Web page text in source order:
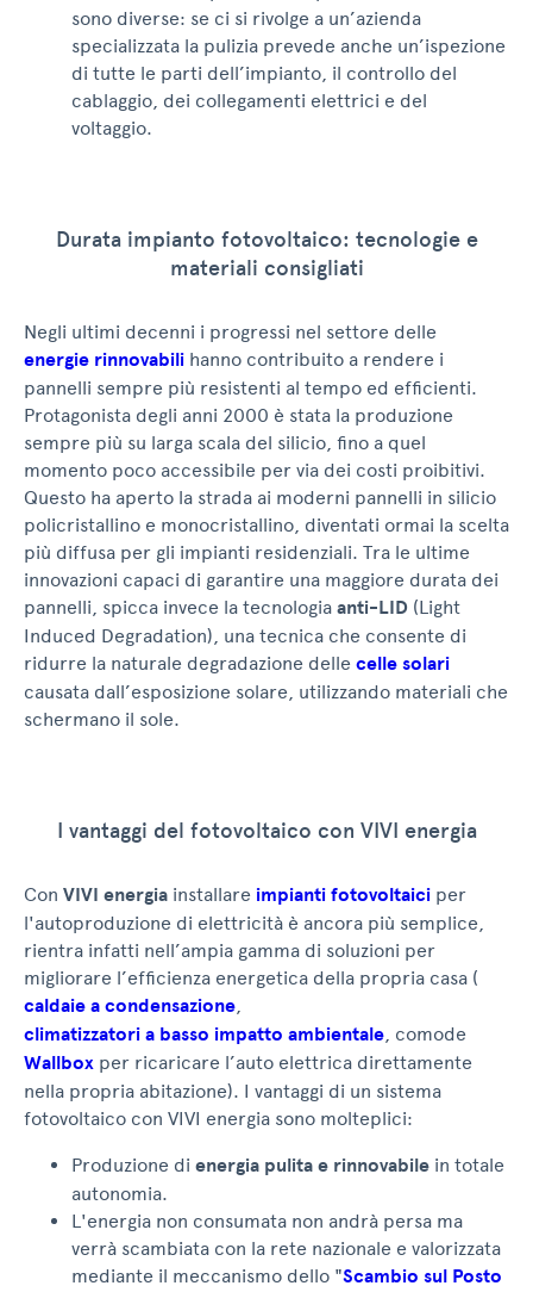
sono diverse: se ci si rivolge a un’azienda
specializzata la pulizia prevede anche un’ispezione
di tutte le parti dell’impianto, il controllo del
cablaggio, dei collegamenti elettrici e del
voltaggio.
Durata impianto fotovoltaico: tecnologie e
materiali consigliati
Negli ultimi decenni i progressi nel settore delle
energie rinnovabili hanno contribuito a rendere i
pannelli sempre più resistenti al tempo ed efficienti.
Protagonista degli anni 2000 è stata la produzione
sempre più su larga scala del silicio, fino a quel
momento poco accessibile per via dei costi proibitivi.
Questo ha aperto la strada ai moderni pannelli in silicio
policristallino e monocristallino, diventati ormai la scelta
più diffusa per gli impianti residenziali. Tra le ultime
innovazioni capaci di garantire una maggiore durata dei
pannelli, spicca invece la tecnologia anti-LID (Light
Induced Degradation), una tecnica che consente di
ridurre la naturale degradazione delle celle solari
causata dall’esposizione solare, utilizzando materiali che
schermano il sole.
I vantaggi del fotovoltaico con VIVI energia
Con VIVI energia installare impianti fotovoltaici per
l'autoproduzione di elettricità è ancora più semplice,
rientra infatti nell’ampia gamma di soluzioni per
migliorare l’efficienza energetica della propria casa (
caldaie a condensazione,
climatizzatori a basso impatto ambientale, comode
Wallbox per ricaricare l’auto elettrica direttamente
nella propria abitazione). I vantaggi di un sistema
fotovoltaico con VIVI energia sono molteplici:
Produzione di energia pulita e rinnovabile in totale
autonomia.
L'energia non consumata non andrà persa ma
verrà scambiata con la rete nazionale e valorizzata
mediante il meccanismo dello "Scambio sul Posto